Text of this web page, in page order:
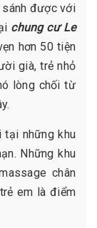
sánh được với
chung cư Le
hơn 50 tiện
già, trẻ nhỏ
lòng chối từ
tại những khu
Những khu
chân
em là điểm